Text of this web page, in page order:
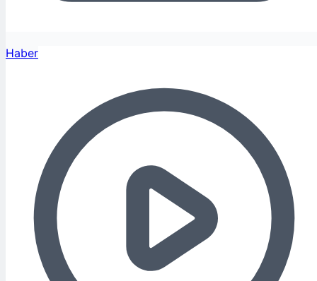
Haber